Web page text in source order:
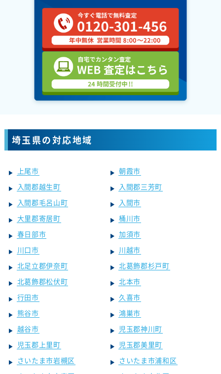
埼玉県の対応地域
上尾市
朝霞市
入間郡越生町
入間郡三芳町
入間郡毛呂山町
入間市
大里郡寄居町
桶川市
春日部市
加須市
川口市
川越市
北足立郡伊奈町
北葛飾郡杉戸町
北葛飾郡松伏町
北本市
行田市
久喜市
熊谷市
鴻巣市
越谷市
児玉郡神川町
児玉郡上里町
児玉郡美里町
さいたま市岩槻区
さいたま市浦和区